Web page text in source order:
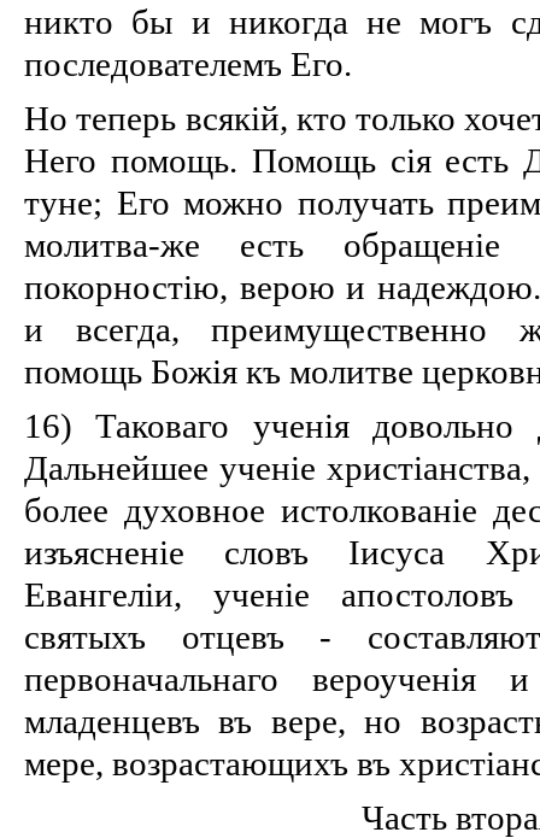
никто бы и никогда не могъ
последователемъ Его.
Но теперь всякій, кто только
Него помощь. Помощь сія есть
туне; Его можно получать
молитва-же есть
покорностію, верою и
и всегда, преимущественно
помощь Божія къ молитве
16) Таковаго ученія
Дальнейшее ученіе
более духовное истолкованіе
изъясненіе словъ Іисуса
Евангеліи, ученіе
святыхъ отцевъ -
первоначальнаго
младенцевъ въ вере, но
мере, возрастающихъ въ
Часть